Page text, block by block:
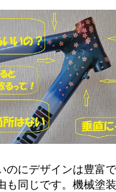
のにデザインは豊富
も同じです。機械塗